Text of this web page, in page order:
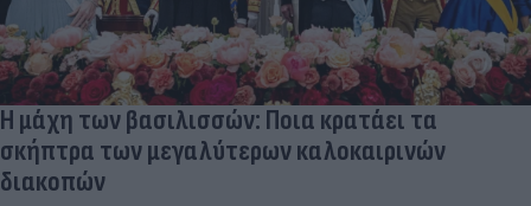
Η μάχη των βασιλισσών: Ποια κρατάει τα
σκήπτρα των μεγαλύτερων καλοκαιρινών
διακοπών